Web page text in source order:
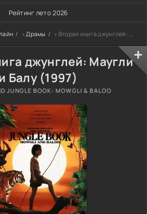
Рейтинг лето 2026
»Драмы » Вторая книга джунглей: Маугли и Балу (1997)
джунглей: Маугли
Балу (1997)
JUNGLE BOOK: MOWGLI & BALOO